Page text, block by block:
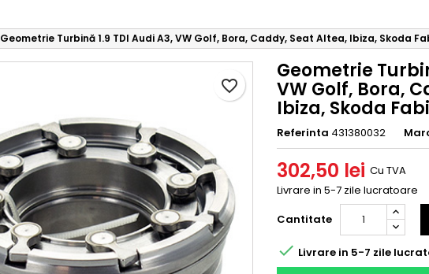
Geometrie Turbină 1.9 TDI Audi A3, VW Golf, Bora, Caddy, Seat Altea, Ibiza, Skoda
Geometrie
VW Golf, Bora,
Ibiza, Skoda
Referinta 431380032
302,50 lei Cu TVA
Livrare in 5-7 zile lucratoare
Cantitate
favorite_border
 Livrare in 5-7 zile